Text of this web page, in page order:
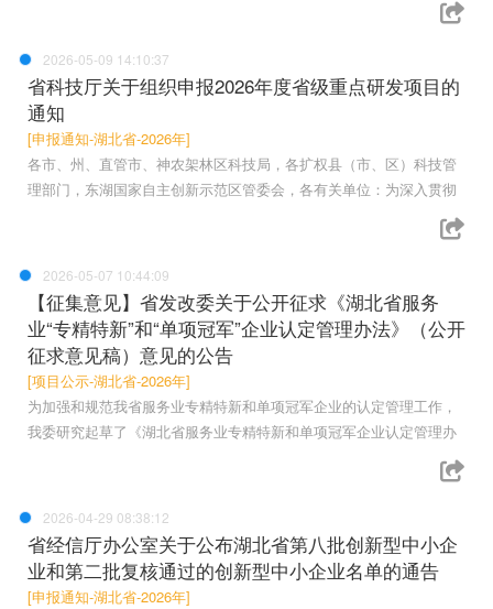
2026-05-09 14:10:37
省科技厅关于组织申报2026年度省级重点研发项目的
通知
[申报通知-湖北省-2026年]
各市、州、直管市、神农架林区科技局，各扩权县（市、区）科技管
理部门，东湖国家自主创新示范区管委会，各有关单位：为深入贯彻
2026-05-07 10:44:09
【征集意见】省发改委关于公开征求《湖北省服务
业“专精特新”和“单项冠军”企业认定管理办法》（公开
征求意见稿）意见的公告
[项目公示-湖北省-2026年]
为加强和规范我省服务业专精特新和单项冠军企业的认定管理工作，
我委研究起草了《湖北省服务业专精特新和单项冠军企业认定管理办
2026-04-29 08:38:12
省经信厅办公室关于公布湖北省第八批创新型中小企
业和第二批复核通过的创新型中小企业名单的通告
[申报通知-湖北省-2026年]